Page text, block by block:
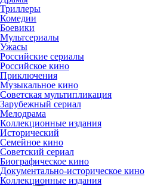
Триллеры
Комедии
Боевики
Мультсериалы
Ужасы
Российские сериалы
Российское кино
Приключения
Музыкальное кино
Советская мультипликация
Зарубежный сериал
Мелодрама
Коллекционные издания
Исторический
Семейное кино
Советский сериал
Биографическое кино
Документально-историческое кино
Коллекционные издания